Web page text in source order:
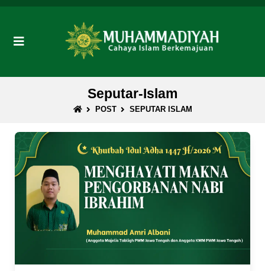
Seputar-Islam
POST SEPUTAR ISLAM